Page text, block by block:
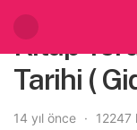
Kitap
Tarihi (
14 yıl önce 12247